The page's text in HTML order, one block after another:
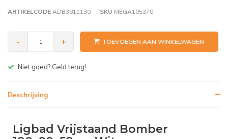
ARTIKELCODE ADB3811130 SKU MEGA105370
- + TOEVOEGEN AAN WINKELWAGEN
Gratis bezorgen v.a. € 150,- (NL)
Beschrijving
Ligbad Vrijstaand Bomber